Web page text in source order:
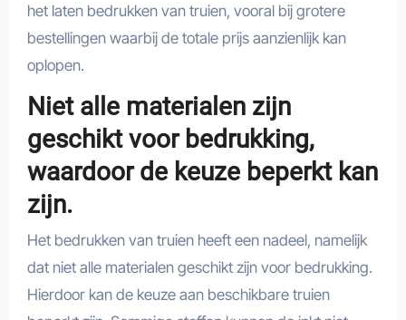
het laten bedrukken van truien, vooral bij grotere
bestellingen waarbij de totale prijs aanzienlijk kan
oplopen.
Niet alle materialen zijn
geschikt voor bedrukking,
waardoor de keuze beperkt kan
zijn.
Het bedrukken van truien heeft een nadeel, namelijk
dat niet alle materialen geschikt zijn voor bedrukking.
Hierdoor kan de keuze aan beschikbare truien